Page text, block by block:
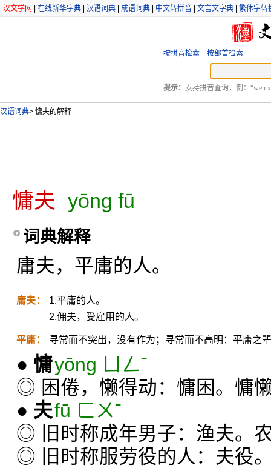
汉文学网 在线新华字典 汉语词典 成语词典 中文转拼音 文言文字典 繁体字转
按拼音检索 按部首检索
提示： 支持拼音查询，例：“wen
汉语词典> 慵夫的解释
慵夫 yōng fū
词典解释
庸夫，平庸的人。
庸夫：
1.平庸的人。
2.佣夫，受雇用的人。
平庸： 寻常而不突出，没有作为；寻常而不高明：平庸之
● 慵yōng ㄩㄥˉ
◎ 困倦，懒得动：慵困。慵
● 夫fū ㄈㄨˉ
◎ 旧时称成年男子：渔夫。
◎ 旧时称服劳役的人：夫役